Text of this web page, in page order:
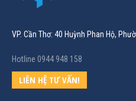
VP. Cần Thơ: 40 Huỳnh Phan Hộ,
Hotline 0944 948 158
LIÊN HỆ TƯ VẤN!